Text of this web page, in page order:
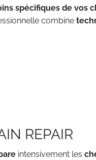
spécifiques de vos
combine
REPAIR
intensivement les